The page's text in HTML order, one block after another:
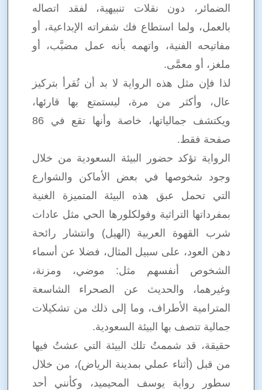
الضمائر، دون نقلات تنبيهية، لفقد اتصاله
بالعمل، ولما استطاع فك شفراته الإبداعية، أو
مفاتيحه الفنية، واتهمه بأنه عمل مضبَّب، أو
ملغز، أو معمَّى.
لذا فإن مثل هذه الرواية لا بد أن تُقرأ بتركيز
عال، وأكثر من مرة، ليستمتع بها قارئها،
ويكتشف جمالياتها، خاصة وأنها تقع في 86
صفحة فقط.
الرواية تؤكد حضور البيئة السعودية من خلال
وجود شخوصها في بعض الأماكن والشوارع
التي تحمل عبق هذه البيئة المتميزة الغنية
بمفرداتها التراثية وفولكلورها الحي مثل عادات
شرب القهوة العربية (الهيل) وانتشار رائحة
دهن العود، على سبيل المثال، فضلا عن أسماء
الشخوص أنفسهم مثل: موضي، ومزنة،
وغيرهما، والحديث عن الصحراء الشاسعة
المترامية الأطراف، وما إلى ذلك من تشكيلات
جمالية تتصف بها البيئة السعودية.
حقيقة، قد شممتُ تلك البيئة التي عشتُ فيها
من قبل (أثناء عملي بمدينة الرياض)، من خلال
سطور رواية يوسف المحيميد، وكأنني أحد